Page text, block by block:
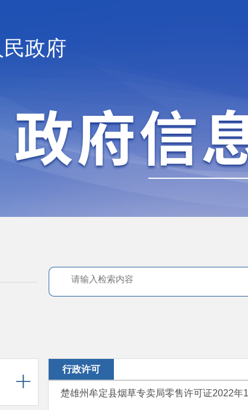
政府
行政许可
楚雄州牟定县烟草专卖局零售许可证2022年